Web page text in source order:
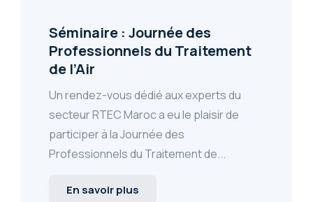
Séminaire : Journée des
Professionnels du Traitement
de l’Air
Un rendez-vous dédié aux experts du
secteur RTEC Maroc a eu le plaisir de
participer à la Journée des
Professionnels du Traitement de...
En savoir plus